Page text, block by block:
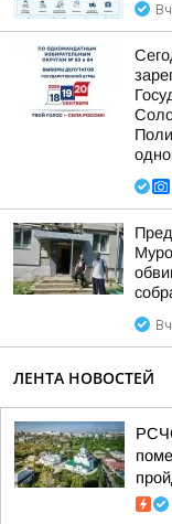
ЛЕНТА НОВОСТЕЙ